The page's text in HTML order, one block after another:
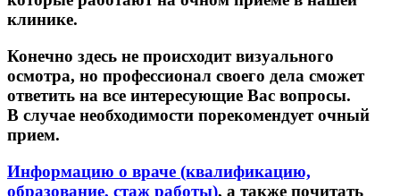
клинике.
Конечно здесь не происходит визуального
осмотра, но профессионал своего дела сможет
ответить на все интересующие Вас вопросы.
В случае необходимости порекомендует очный
прием.
Информацию​ о​ враче (квалификацию,​
образование, стаж работы), а также почитать